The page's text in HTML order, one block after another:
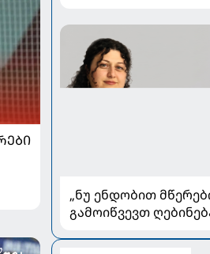
„ნუ ენდობით
გამოიწვევთ